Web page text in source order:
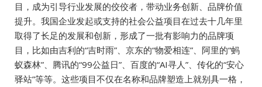
目，成为引导行业发展的佼佼者，带动业务创新、品牌价值
提升。我国企业发起或支持的社会公益项目在过去十几年里
取得了长足的发展和创新，形成了一批有影响力的品牌项
目，比如由吉利的“吉时雨”、京东的“物爱相连”、阿里的“蚂
蚁森林”、腾讯的“99公益日”、百度的“AI寻人”、传化的“安心
驿站”等等。这些项目不仅在名称和品牌塑造上就别具一格，